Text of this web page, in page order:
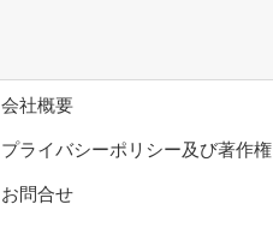
会社概要
プライバシーポリシー及び著作権
お問合せ